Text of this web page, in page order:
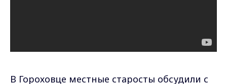
В Гороховце местные старосты обсудили с